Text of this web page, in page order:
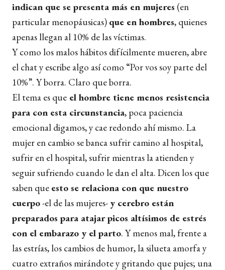
indican que se presenta más en mujeres (en
particular menopáusicas) que en hombres, quienes
apenas llegan al 10% de las víctimas.
Y como los malos hábitos difícilmente mueren, abre
el chat y escribe algo así como “Por vos soy parte del
10%”. Y borra. Claro que borra.
El tema es que el hombre tiene menos resistencia
para con esta circunstancia, poca paciencia
emocional digamos, y cae redondo ahí mismo. La
mujer en cambio se banca sufrir camino al hospital,
sufrir en el hospital, sufrir mientras la atienden y
seguir sufriendo cuando le dan el alta. Dicen los que
saben que esto se relaciona con que nuestro
cuerpo-el de las mujeres- y cerebro están
preparados para atajar picos altísimos de estrés
con el embarazo y el parto. Y menos mal, frente a
las estrías, los cambios de humor, la silueta amorfa y
cuatro extraños mirándote y gritando que pujes; una